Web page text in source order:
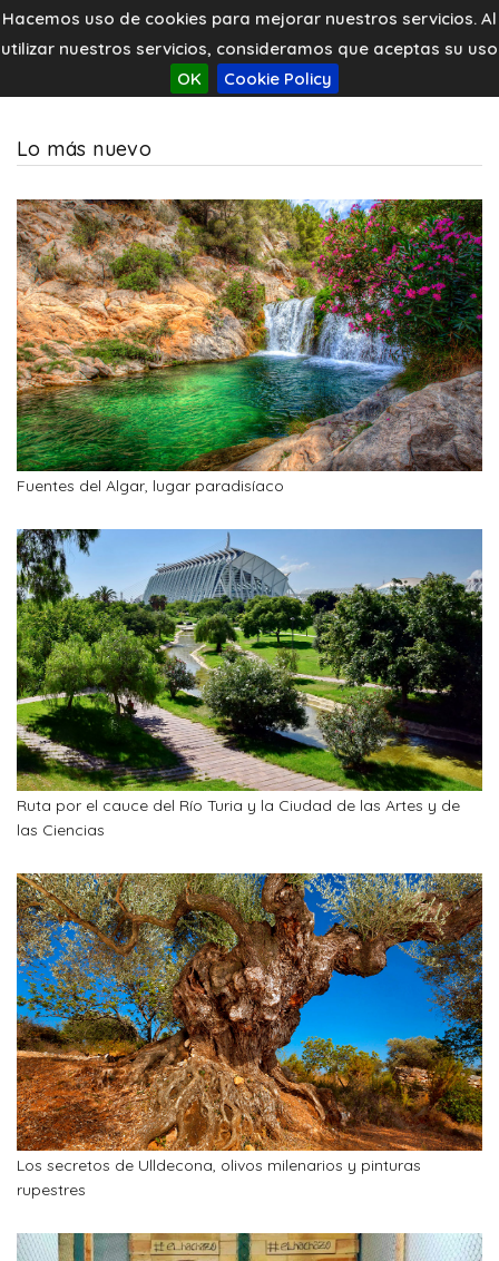
Hacemos uso de cookies para mejorar nuestros servicios. Al
utilizar nuestros servicios, consideramos que aceptas su uso
OK
Cookie Policy
Lo más nuevo
Fuentes del Algar, lugar paradisíaco
Ruta por el cauce del Río Turia y la Ciudad de las Artes y de
las Ciencias
Los secretos de Ulldecona, olivos milenarios y pinturas
rupestres